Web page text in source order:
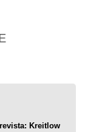
Kreitlow